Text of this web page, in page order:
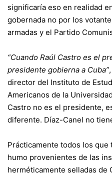
significaría eso en realidad
gobernada no por los
armadas y el Partido
“Cuando Raúl Castro es el
presidente gobierna a Cuba”
director del Instituto de
Americanos de la
Castro no es el presidente,
diferente. Díaz-Canel no
Prácticamente todos los
humo provenientes de las
herméticamente selladas de